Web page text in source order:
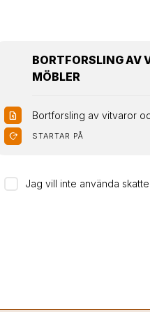
BORTFORSLING AV
MÖBLER
request_quote Bortforsling av vitvaror
moved_location STARTAR PÅ
Jag vill inte använda